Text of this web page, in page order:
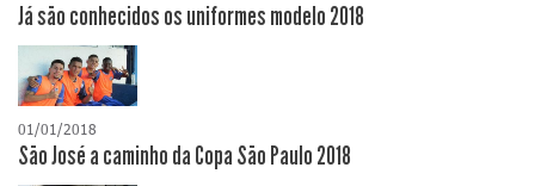
Já são conhecidos os uniformes modelo 2018
01/01/2018
São José a caminho da Copa São Paulo 2018